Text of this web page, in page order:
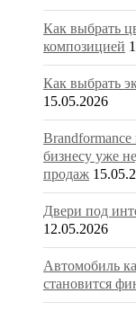
Как выбрать
композицией
Как выбрать
15.05.2026
бизнесу уже
продаж
Двери под
12.05.2026
Автомобиль
становится